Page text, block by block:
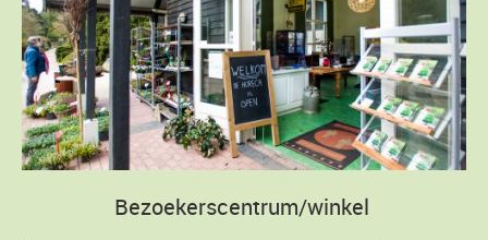
Bezoekerscentrum/winkel